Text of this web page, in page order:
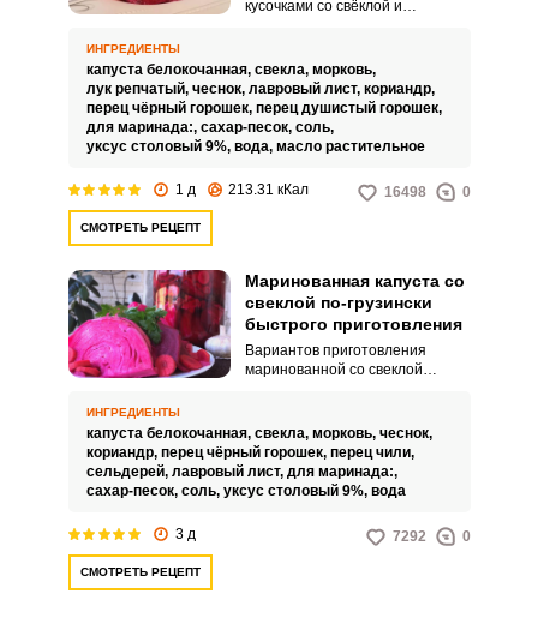
кусочками со свёклой и
обалденная! Визитной
карточкой этого блюда являются
красивый розовый цвет,
потрясающий аромат со вкусом
и способ нарезки капусты. Все
заливаются горячим маринадом
определяется качеством
овощей.
ИНГРЕДИЕНТЫ
капуста белокочанная, свекла, морковь,
лук репчатый, чеснок, лавровый лист, кориандр,
перец чёрный горошек, перец душистый горошек,
для маринада:, сахар-песок, соль,
уксус столовый 9%, вода, масло растительное
1 д 213.31 кКал 16498 0
СМОТРЕТЬ РЕЦЕПТ
Маринованная капуста со
свеклой по-грузински
быстрого приготовления
Вариантов приготовления
маринованной со свеклой
любимый. В этом рецепте вам
предлагается приготовить
капусту острой и вкусной.
ИНГРЕДИЕНТЫ
капуста белокочанная, свекла, морковь, чеснок,
кориандр, перец чёрный горошек, перец чили,
сельдерей, лавровый лист, для маринада:,
сахар-песок, соль, уксус столовый 9%, вода
3 д 7292 0
СМОТРЕТЬ РЕЦЕПТ